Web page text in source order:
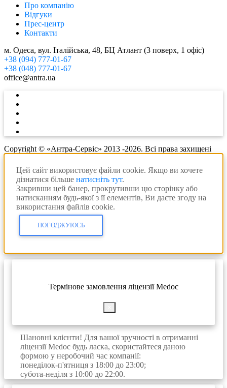
Про компанію
Відгуки
Прес-центр
Контакти
м. Одеса, вул. Італійська, 48, БЦ Атлант (3 поверх, 1 офіс)
+38 (094) 777-01-67
+38 (048) 777-01-67
office@antra.ua
Copyright © «Антра-Сервіс» 2013 -2026. Всі права захищені
Цей сайт використовує файли cookie. Якщо ви хочете
дізнатися більше натисніть тут.
Закривши цей банер, прокрутивши цю сторінку або
натисканням будь-якої з її елементів, Ви даєте згоду на
використання файлів cookie.
ПОГОДЖУЮСЬ
Термінове замовлення ліцензії Medoc
Шановні клієнти! Для вашої зручності в отриманні
ліцензії Medoc будь ласка, скористайтеся даною
формою у неробочий час компанії:
понеділок-п'ятниця з 18:00 до 23:00;
субота-неділя з 10:00 до 22:00.